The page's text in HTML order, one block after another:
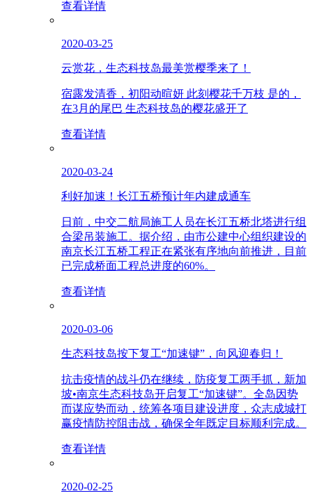
查看详情
2020-03-25
云赏花，生态科技岛最美赏樱季来了！
宿露发清香，初阳动暄妍 此刻樱花千万枝 是的，
在3月的尾巴 生态科技岛的樱花盛开了
查看详情
2020-03-24
利好加速！长江五桥预计年内建成通车
日前，中交二航局施工人员在长江五桥北塔进行组
合梁吊装施工。据介绍，由市公建中心组织建设的
南京长江五桥工程正在紧张有序地向前推进，目前
已完成桥面工程总进度的60%。
查看详情
2020-03-06
生态科技岛按下复工“加速键”，向风迎春归！
抗击疫情的战斗仍在继续，防疫复工两手抓，新加
坡•南京生态科技岛开启复工“加速键”。全岛因势
而谋应势而动，统筹各项目建设进度，众志成城打
赢疫情防控阻击战，确保全年既定目标顺利完成。
查看详情
2020-02-25